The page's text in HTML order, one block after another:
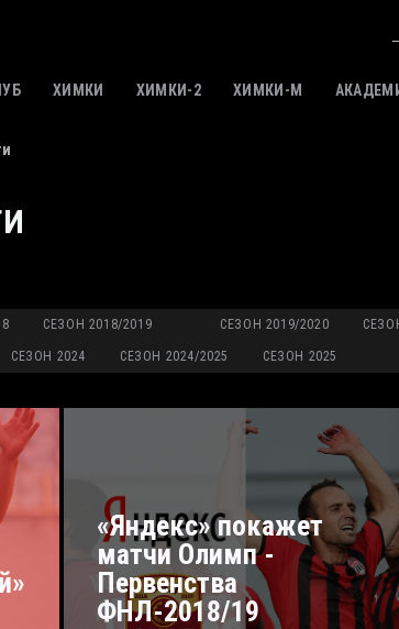
ХИМКИ ХИМКИ-2 ХИМКИ-M
СЕЗОН 2018/2019 СЕЗОН 2019/2020
СЕЗОН 2024 СЕЗОН 2024/2025 СЕЗОН 2025
«Яндекс» покажет
матчи Олимп -
Первенства
ФНЛ-2018/19